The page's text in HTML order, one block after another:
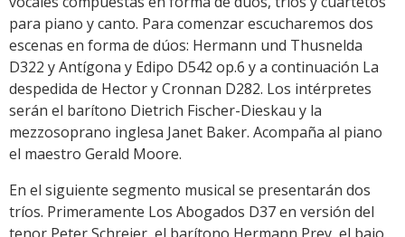
para piano y canto. Para comenzar escucharemos dos
escenas en forma de dúos: Hermann und Thusnelda
D322 y Antígona y Edipo D542 op.6 y a continuación La
despedida de Hector y Cronnan D282. Los intérpretes
serán el barítono Dietrich Fischer-Dieskau y la
mezzosoprano inglesa Janet Baker. Acompaña al piano
el maestro Gerald Moore.
En el siguiente segmento musical se presentarán dos
tríos. Primeramente Los Abogados D37 en versión del